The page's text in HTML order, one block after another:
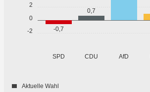
-2
0
2
SPD CDU AfD
-0,7
0,7
Aktuelle Wahl